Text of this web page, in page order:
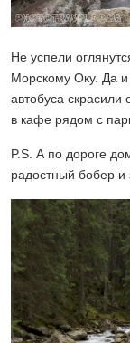
Не успели
Морскому Оку. Да
автобуса скрасили
в кафе рядом с
P.S. А по дороге
радостный бобер и